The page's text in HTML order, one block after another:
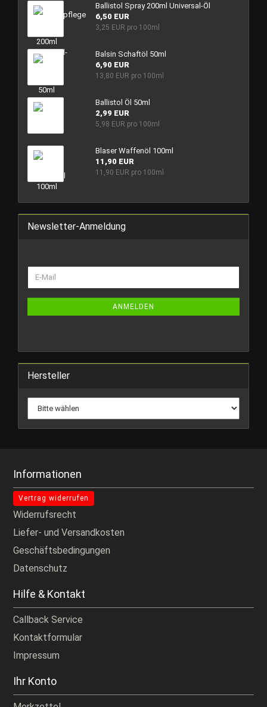
Ballistol Spray 200ml Universal-Öl
6,50 EUR
3,25 EUR pro 100ml
Balsin Schaftöl 50ml
6,90 EUR
13,80 EUR pro 100ml
Ballistol Öl 50ml
2,99 EUR
5,98 EUR pro 100ml
Blaser Waffenöl 100ml
11,90 EUR
11,90 EUR pro 100ml
Newsletter-Anmeldung
WEITER
ZUR
E-
Mail
ANMELDEN
Hersteller
Informationen
Vertrag widerrufen
Widerrufsrecht
Liefer- und Versandkosten
Geschäftsbedingungen
Datenschutz
Hilfe & Kontakt
Callback Service
Kontaktformular
Impressum
Ihr Konto